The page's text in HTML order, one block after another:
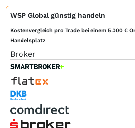
WSP Global günstig handeln
Kostenvergleich pro Trade bei einem 5.000 €
Handelsplatz
Broker